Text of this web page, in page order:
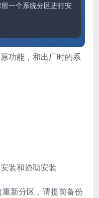
一个系统分区进行安
功能，和出厂时的系
装和协助安装
新分区，请提前备份